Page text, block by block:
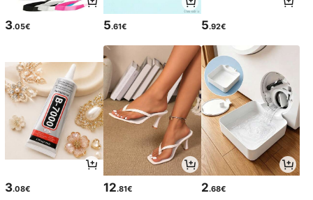
3.05€ 5.61€ 5.92€
3.08€ 12.81€ 2.68€